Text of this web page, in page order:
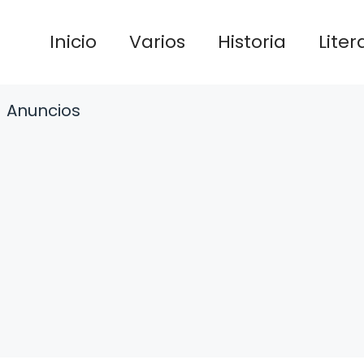
Inicio Varios Historia
Anuncios